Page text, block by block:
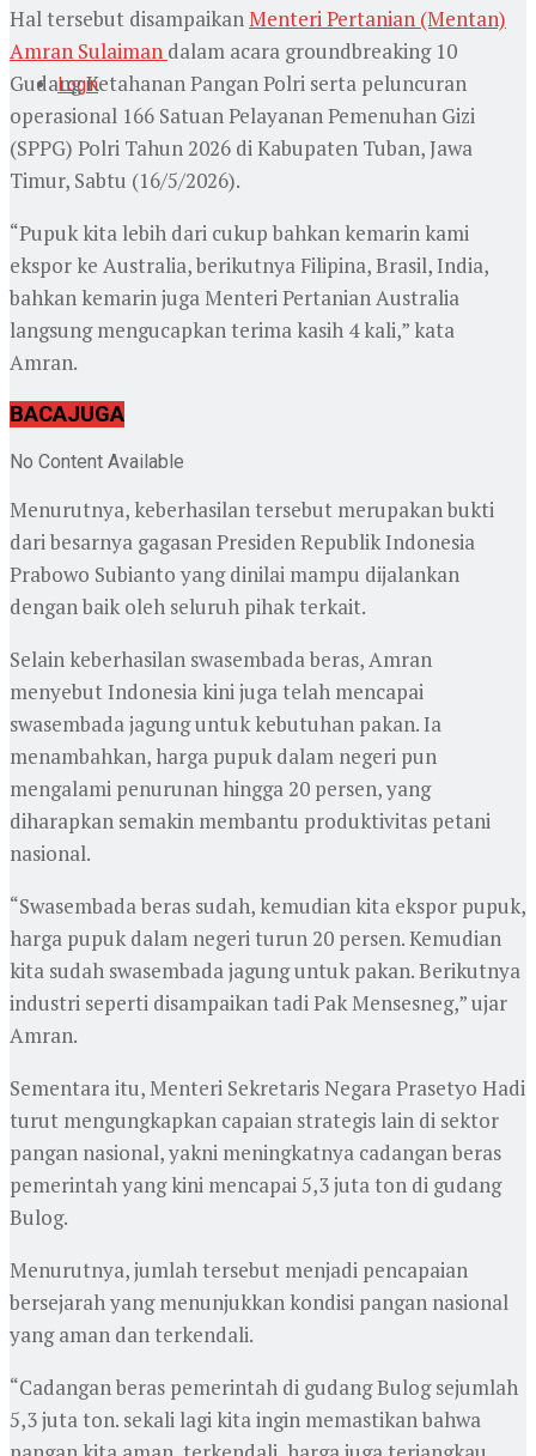
Login
Hal tersebut disampaikanMenteri Pertanian (Mentan)
Amran Sulaiman dalam acara groundbreaking 10
Gudang Ketahanan Pangan Polri serta peluncuran
operasional 166 Satuan Pelayanan Pemenuhan Gizi
(SPPG) Polri Tahun 2026 di Kabupaten Tuban, Jawa
Timur, Sabtu (16/5/2026).
“Pupuk kita lebih dari cukup bahkan kemarin kami
ekspor ke Australia, berikutnya Filipina, Brasil, India,
bahkan kemarin juga Menteri Pertanian Australia
langsung mengucapkan terima kasih 4 kali,” kata
Amran.
BACAJUGA
No Content Available
Menurutnya, keberhasilan tersebut merupakan bukti
dari besarnya gagasan Presiden Republik Indonesia
Prabowo Subianto yang dinilai mampu dijalankan
dengan baik oleh seluruh pihak terkait.
Selain keberhasilan swasembada beras, Amran
menyebut Indonesia kini juga telah mencapai
swasembada jagung untuk kebutuhan pakan. Ia
menambahkan, harga pupuk dalam negeri pun
mengalami penurunan hingga 20 persen, yang
diharapkan semakin membantu produktivitas petani
nasional.
“Swasembada beras sudah, kemudian kita ekspor pupuk,
harga pupuk dalam negeri turun 20 persen. Kemudian
kita sudah swasembada jagung untuk pakan. Berikutnya
industri seperti disampaikan tadi Pak Mensesneg,” ujar
Amran.
Sementara itu, Menteri Sekretaris Negara Prasetyo Hadi
turut mengungkapkan capaian strategis lain di sektor
pangan nasional, yakni meningkatnya cadangan beras
pemerintah yang kini mencapai 5,3 juta ton di gudang
Bulog.
Menurutnya, jumlah tersebut menjadi pencapaian
bersejarah yang menunjukkan kondisi pangan nasional
yang aman dan terkendali.
“Cadangan beras pemerintah di gudang Bulog sejumlah
5,3 juta ton. sekali lagi kita ingin memastikan bahwa